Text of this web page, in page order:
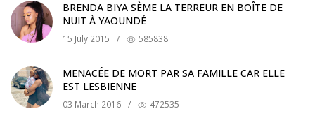
BRENDA BIYA SÈME LA TERREUR EN BOÎTE DE
NUIT À YAOUNDÉ
15 July 2015 / 585838
MENACÉE DE MORT PAR SA FAMILLE CAR ELLE
EST LESBIENNE
03 March 2016 / 472535